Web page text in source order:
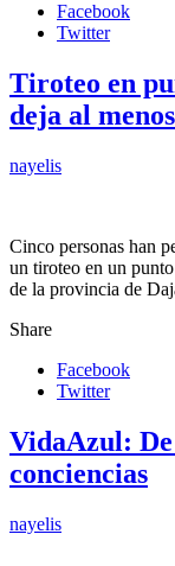
Facebook
Twitter
Tiroteo en
deja al
nayelis
Cinco personas han
un tiroteo en un
de la provincia de
Share
Facebook
Twitter
VidaAzul:
conciencias
nayelis